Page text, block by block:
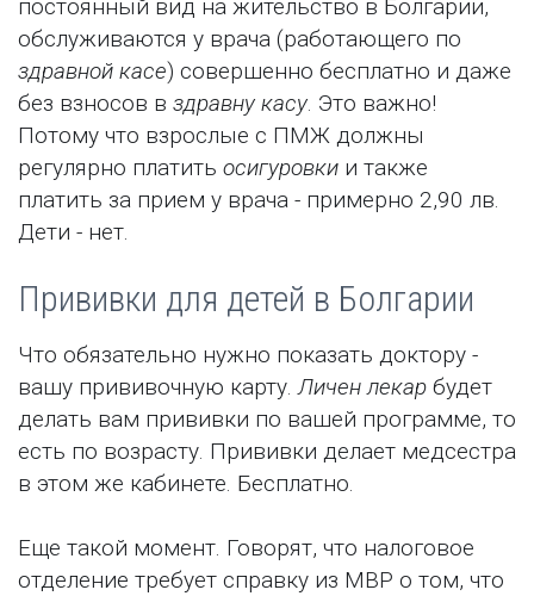
постоянный вид на жительство в Болгарии,
обслуживаются у врача (работающего по
здравной касе) совершенно бесплатно и даже
без взносов в здравну касу. Это важно!
Потому что взрослые с ПМЖ должны
регулярно платить осигуровки и также
платить за прием у врача - примерно 2,90 лв.
Дети - нет.
Прививки для детей в Болгарии
Что обязательно нужно показать доктору -
вашу прививочную карту.Личен лекар будет
делать вам прививки по вашей программе, то
есть по возрасту. Прививки делает медсестра
в этом же кабинете. Бесплатно.
Еще такой момент. Говорят, что налоговое
отделение требует справку из МВР о том, что